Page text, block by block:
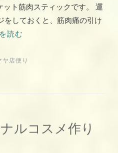
ト筋肉スティックです。 運
をしておくと、筋肉痛の引け
読む
店便り
ルコスメ作り